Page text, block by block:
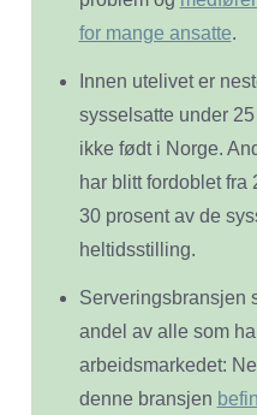
for mange ansatte.
Innen utelivet er
sysselsatte under
ikke født i Norge.
har blitt fordoblet fra
30 prosent av de
heltidsstilling.
Serveringsbransjen
andel av alle som
arbeidsmarkedet:
denne bransjen